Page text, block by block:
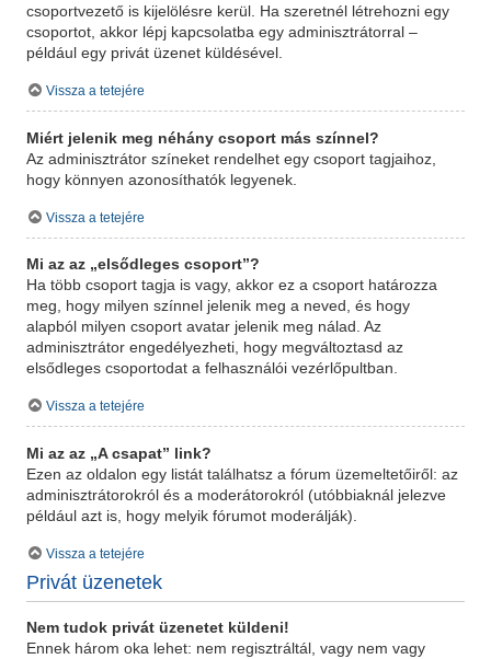
csoportvezető is kijelölésre kerül. Ha szeretnél létrehozni egy
csoportot, akkor lépj kapcsolatba egy adminisztrátorral –
például egy privát üzenet küldésével.
Vissza a tetejére
Miért jelenik meg néhány csoport más színnel?
Az adminisztrátor színeket rendelhet egy csoport tagjaihoz,
hogy könnyen azonosíthatók legyenek.
Vissza a tetejére
Mi az az „elsődleges csoport”?
Ha több csoport tagja is vagy, akkor ez a csoport határozza
meg, hogy milyen színnel jelenik meg a neved, és hogy
alapból milyen csoport avatar jelenik meg nálad. Az
adminisztrátor engedélyezheti, hogy megváltoztasd az
elsődleges csoportodat a felhasználói vezérlőpultban.
Vissza a tetejére
Mi az az „A csapat” link?
Ezen az oldalon egy listát találhatsz a fórum üzemeltetőiről: az
adminisztrátorokról és a moderátorokról (utóbbiaknál jelezve
például azt is, hogy melyik fórumot moderálják).
Vissza a tetejére
Privát üzenetek
Nem tudok privát üzenetet küldeni!
Ennek három oka lehet: nem regisztráltál, vagy nem vagy